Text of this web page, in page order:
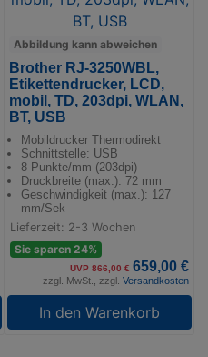
Abbildung kann abweichen
Brother RJ-3250WBL,
Etikettendrucker, LCD,
mobil, TD, 203dpi, WLAN,
BT, USB
Mobildrucker Thermodirekt
Schnittstelle: USB
8 Punkte/mm (203dpi)
Druckbreite (max.): 72 mm
Geschwindigkeit (max.): 127
mm/Sek
Lieferzeit: 2-3 Wochen
Sie sparen 24%
UVP 866,00 € 659,00 €
zzgl. MwSt., zzgl. Versandkosten
In den Warenkorb